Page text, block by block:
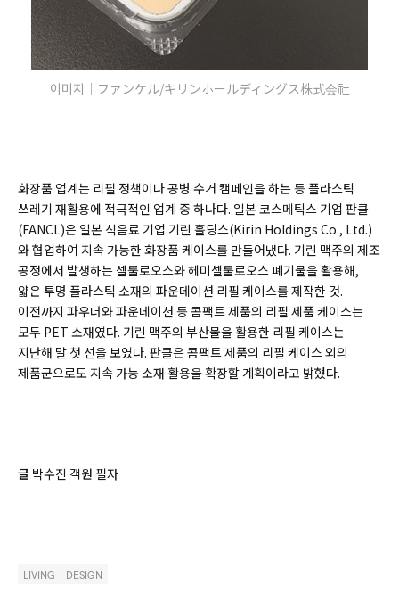
이미지｜ファンケル/キリンホールディングス株式会社
화장품 업계는 리필 정책이나 공병 수거 캠페인을 하는 등 플라스틱
쓰레기 재활용에 적극적인 업계 중 하나다. 일본 코스메틱스 기업 판클
(FANCL)은 일본 식음료 기업 기린 홀딩스(Kirin Holdings Co., Ltd.)
와 협업하여 지속 가능한 화장품 케이스를 만들어냈다. 기린 맥주의 제조
공정에서 발생하는 셀룰로오스와 헤미셀룰로오스 폐기물을 활용해,
얇은 투명 플라스틱 소재의 파운데이션 리필 케이스를 제작한 것.
이전까지 파우더와 파운데이션 등 콤팩트 제품의 리필 제품 케이스는
모두 PET 소재였다. 기린 맥주의 부산물을 활용한 리필 케이스는
지난해 말 첫 선을 보였다. 판클은 콤팩트 제품의 리필 케이스 외의
제품군으로도 지속 가능 소재 활용을 확장할 계획이라고 밝혔다.
글 박수진 객원 필자
LIVING DESIGN